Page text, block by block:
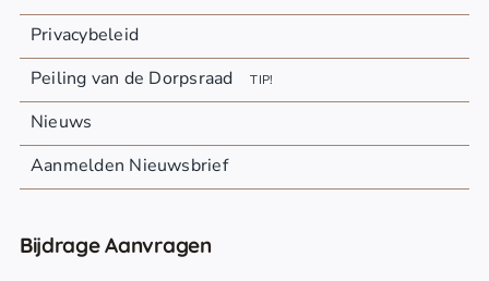
Privacybeleid
Peiling van de Dorpsraad
TIP!
Nieuws
Aanmelden Nieuwsbrief
Bijdrage Aanvragen